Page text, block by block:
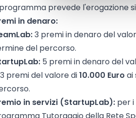
prevede l'erogazione
in denaro:
3 premi in denaro del
del percorso.
5 premi in denaro del
premi del valore di10.000 Euro ai
in servizi (StartupLab): per